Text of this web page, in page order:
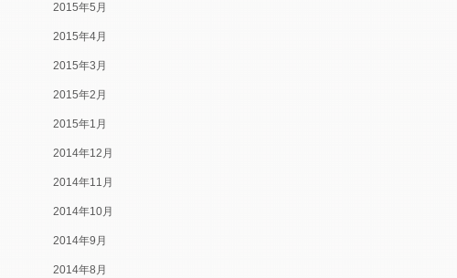
2015年5月
2015年4月
2015年3月
2015年2月
2015年1月
2014年12月
2014年11月
2014年10月
2014年9月
2014年8月